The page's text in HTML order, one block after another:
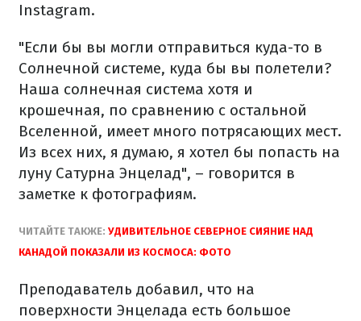
Instagram.
"Если бы вы могли отправиться куда-то в
Солнечной системе, куда бы вы полетели?
Наша солнечная система хотя и
крошечная, по сравнению с остальной
Вселенной, имеет много потрясающих мест.
Из всех них, я думаю, я хотел бы попасть на
луну Сатурна Энцелад", – говорится в
заметке к фотографиям.
ЧИТАЙТЕ ТАКЖЕ: УДИВИТЕЛЬНОЕ СЕВЕРНОЕ СИЯНИЕ НАД
КАНАДОЙ ПОКАЗАЛИ ИЗ КОСМОСА: ФОТО
Преподаватель добавил, что на
поверхности Энцелада есть большое